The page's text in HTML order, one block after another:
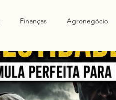
Finanças Agronegócio
Mkt h2h